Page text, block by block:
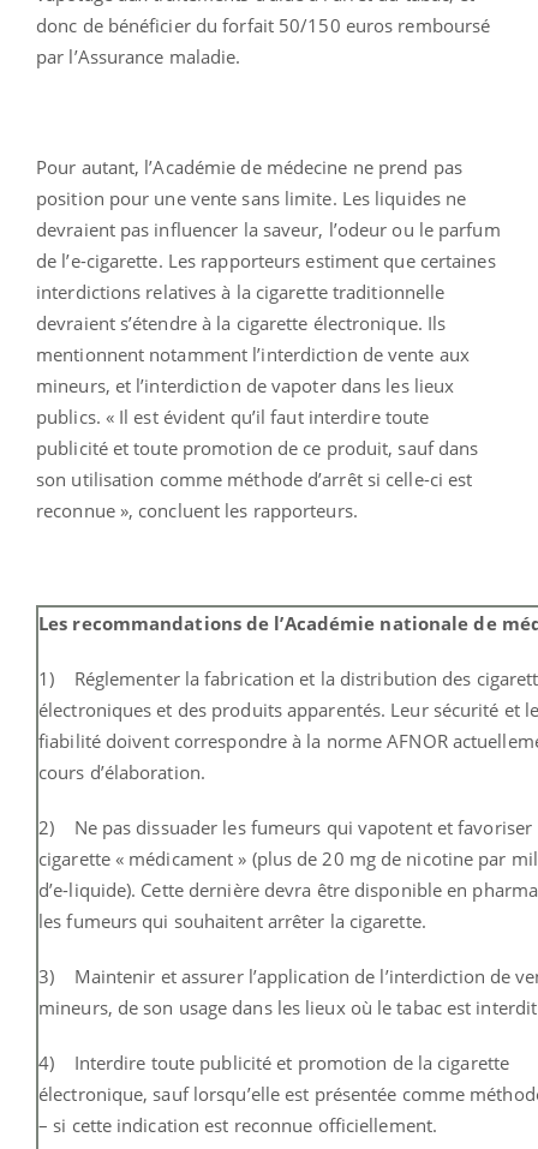
donc de bénéficier du forfait 50/150 euros remboursé
par l’Assurance maladie.
Pour autant, l’Académie de médecine ne prend pas
position pour une vente sans limite. Les liquides ne
devraient pas influencer la saveur, l’odeur ou le parfum
de l’e-cigarette. Les rapporteurs estiment que certaines
interdictions relatives à la cigarette traditionnelle
devraient s’étendre à la cigarette électronique. Ils
mentionnent notamment l’interdiction de vente aux
mineurs, et l’interdiction de vapoter dans les lieux
publics. « Il est évident qu’il faut interdire toute
publicité et toute promotion de ce produit, sauf dans
son utilisation comme méthode d’arrêt si celle-ci est
reconnue », concluent les rapporteurs.
Les recommandations de l’Académie nationale de
1) Réglementer la fabrication et la distribution des
électroniques et des produits apparentés. Leur sécurité et
fiabilité doivent correspondre à la norme AFNOR
cours d’élaboration.
2) Ne pas dissuader les fumeurs qui vapotent et favoriser
cigarette « médicament » (plus de 20 mg de nicotine par
d’e-liquide). Cette dernière devra être disponible en
les fumeurs qui souhaitent arrêter la cigarette.
3) Maintenir et assurer l’application de l’interdiction de
mineurs, de son usage dans les lieux où le tabac est
4) Interdire toute publicité et promotion de la cigarette
électronique, sauf lorsqu’elle est présentée comme
– si cette indication est reconnue officiellement.